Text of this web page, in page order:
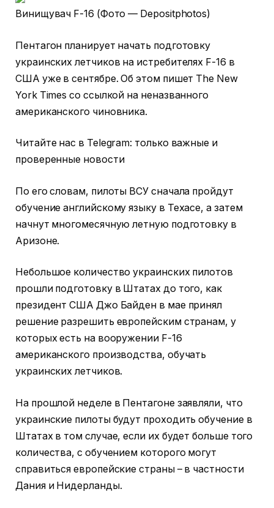
Винищувач F-16 (Фото — Depositphotos)
Пентагон планирует начать подготовку
украинских летчиков на истребителях F-16 в
США уже в сентябре. Об этом пишет The New
York Times со ссылкой на неназванного
американского чиновника.
Читайте нас в Telegram: только важные и
проверенные новости
По его словам, пилоты ВСУ сначала пройдут
обучение английскому языку в Техасе, а затем
начнут многомесячную летную подготовку в
Аризоне.
Небольшое количество украинских пилотов
прошли подготовку в Штатах до того, как
президент США Джо Байден в мае принял
решение разрешить европейским странам, у
которых есть на вооружении F-16
американского производства, обучать
украинских летчиков.
На прошлой неделе в Пентагоне заявляли, что
украинские пилоты будут проходить обучение в
Штатах в том случае, если их будет больше того
количества, с обучением которого могут
справиться европейские страны – в частности
Дания и Нидерланды.